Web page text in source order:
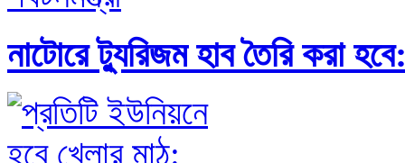
নাটোরে ট্যুরিজম হাব তৈরি করা হবে: